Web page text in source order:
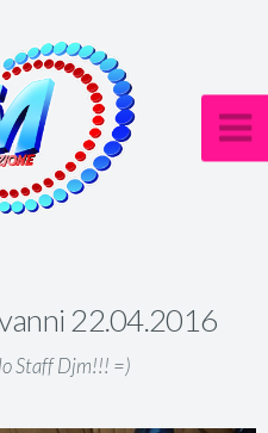
22.04.2016
Staff Djm!!! =)